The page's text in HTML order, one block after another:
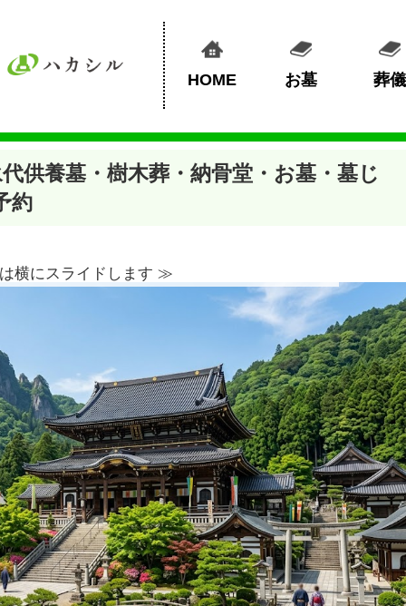
HOME お墓 葬儀
供養墓・樹木葬・納骨堂・お墓・墓じ
約
横にスライドします ≫︎